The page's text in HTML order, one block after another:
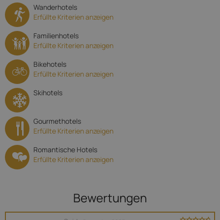
Wanderhotels
Erfüllte Kriterien anzeigen
Familienhotels
Erfüllte Kriterien anzeigen
Bikehotels
Erfüllte Kriterien anzeigen
Skihotels
Gourmethotels
Erfüllte Kriterien anzeigen
Romantische Hotels
Erfüllte Kriterien anzeigen
Bewertungen